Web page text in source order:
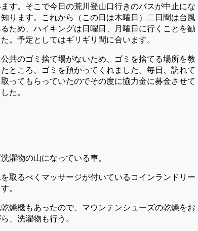
す。そこで今日の荒川登山口行きのバスが中止にな
ります。これから（この日は木曜日）二日間は台風
ため、ハイキングは日曜日、月曜日に行くことを勧
。予定としてはギリギリ間に合います。
共のゴミ捨て場がないため、ゴミを捨てる場所を教
ところ、ゴミを預かってくれました。毎日、訪れて
ってもらっていたのでその度に協力金に募金させて
た。
濯物の山になっている車。
取るべくマッサージが付いているコインランドリー
。
燥機もあったので、マウンテンシューズの乾燥をお
、洗濯物も行う。